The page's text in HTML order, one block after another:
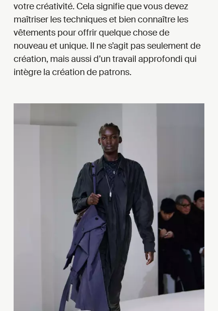
votre créativité. Cela signifie que vous devez
maîtriser les techniques et bien connaître les
vêtements pour offrir quelque chose de
nouveau et unique. Il ne s’agit pas seulement de
création, mais aussi d’un travail approfondi qui
intègre la création de patrons.